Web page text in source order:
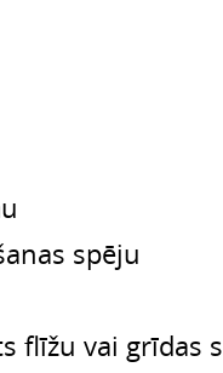
spēju
flīžu vai grīdas